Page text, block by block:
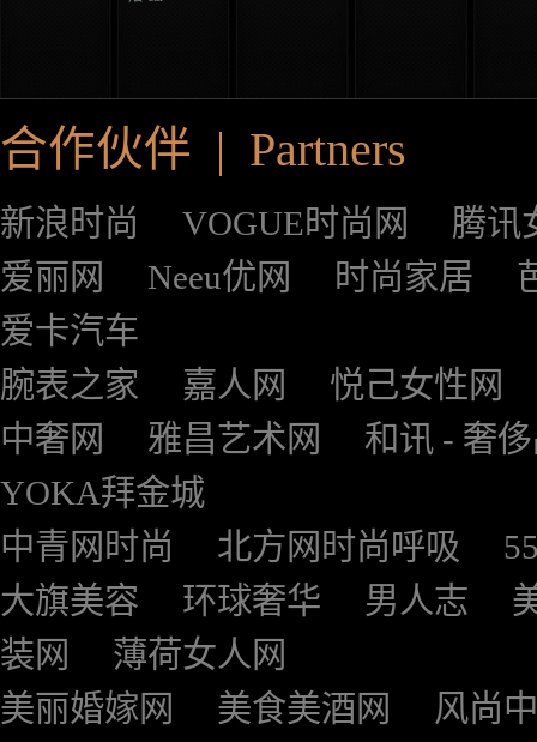
合作伙伴 | Partners
新浪时尚 VOGUE时尚网
腾讯
爱丽网
Neeu优网 时尚家居
爱卡汽车
腕表之家
嘉人网
悦己女性网
中奢网
雅昌艺术网
和讯 - 奢
YOKA拜金城
中青网时尚
北方网时尚呼吸
大旗美容
环球奢华 男人志
装网
薄荷女人网
美丽婚嫁网
美食美酒网
风尚